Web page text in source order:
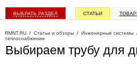
ВЫБРАТЬ РАЗДЕЛ СТАТЬИ
RMNT.RU / Статьи и обзоры / Инженерные системы
теплоснабжение
Выбираем трубу для